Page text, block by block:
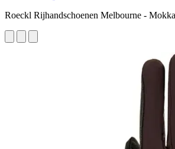
Roeckl Rijhandschoenen Melbourne - Mokka